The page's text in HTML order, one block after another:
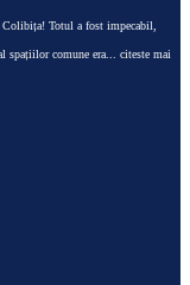
Totul a fost impecabil,
spațiilor comune era ... citeste mai